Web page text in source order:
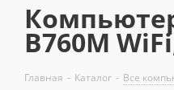
Компьютер
B760M
Главная - Каталог - Все